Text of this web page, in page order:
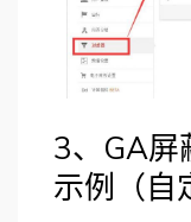
3、GA屏
示例（自